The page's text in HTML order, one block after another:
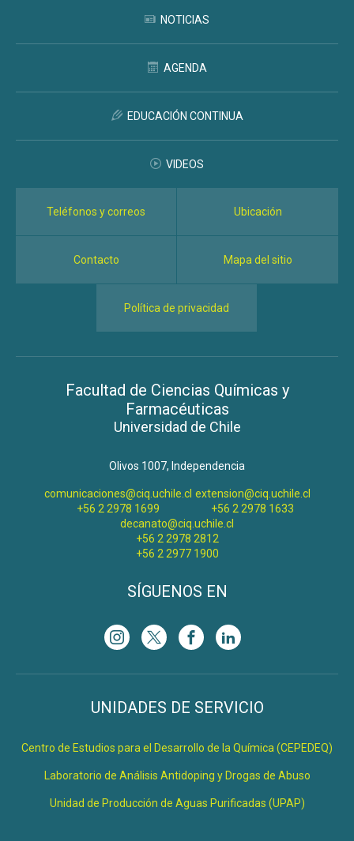
NOTICIAS
AGENDA
EDUCACIÓN CONTINUA
VIDEOS
Teléfonos y correos Ubicación
Contacto Mapa del sitio
Política de privacidad
Facultad de Ciencias Químicas y
Farmacéuticas
Universidad de Chile
Olivos 1007, Independencia
comunicaciones@ciq.uchile.cl
+56 2 2978 1699
extension@ciq.uchile.cl
+56 2 2978 1633
decanato@ciq.uchile.cl
+56 2 2978 2812
+56 2 2977 1900
SÍGUENOS EN
UNIDADES DE SERVICIO
Centro de Estudios para el Desarrollo de la Química (CEPEDEQ)
Laboratorio de Análisis Antidoping y Drogas de Abuso
Unidad de Producción de Aguas Purificadas (UPAP)